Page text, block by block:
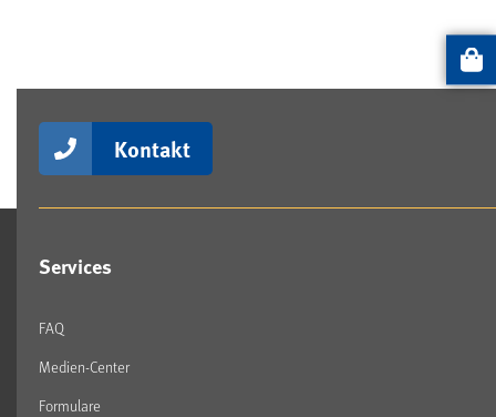
Kontakt
Services
FAQ
Medien-Center
Formulare
Artikel